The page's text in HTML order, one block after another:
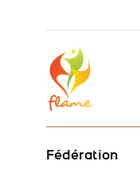
Fédération